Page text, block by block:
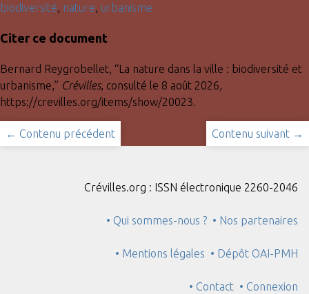
biodiversité nature urbanisme
Citer ce document
Bernard Reygrobellet, “La nature dans la ville : biodiversité et
urbanisme,” Crévilles, consulté le 8 août 2026,
https://crevilles.org/items/show/20023.
← Contenu précédent Contenu suivant →
Crévilles.org : ISSN électronique 2260-2046
• Qui sommes-nous ? • Nos partenaires
• Mentions légales • Dépôt OAI-PMH
• Contact • Connexion